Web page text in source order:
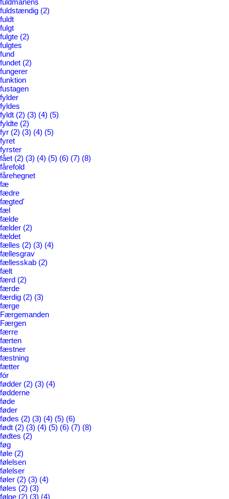
fuldstændig (2)
fuldt
fulgt
fulgte (2)
fulgtes
fund
fundet (2)
fungerer
funktion
fustagen
fylder
fyldes
fyldt (2) (3) (4) (5)
fyldte (2)
fyr (2) (3) (4) (5)
fyret
fyrster
fået (2) (3) (4) (5) (6) (7) (8)
fårefold
fårehegnet
fæ
fædre
fægted'
fæl
fælde
fælder (2)
fældet
fælles (2) (3) (4)
fællesgrav
fællesskab (2)
fælt
færd (2)
færde
færdig (2) (3)
færge
Færgemanden
Færgen
færre
færten
fæstner
fæstning
fætter
fór
fødder (2) (3) (4)
fødderne
føde
føder
fødes (2) (3) (4) (5) (6)
født (2) (3) (4) (5) (6) (7) (8)
fødtes (2)
føg
føle (2)
følelsen
følelser
føler (2) (3) (4)
føles (2) (3)
følge (2) (3) (4)